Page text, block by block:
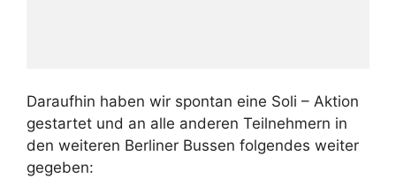
Daraufhin haben wir spontan eine Soli – Aktion
gestartet und an alle anderen Teilnehmern in
den weiteren Berliner Bussen folgendes weiter
gegeben: